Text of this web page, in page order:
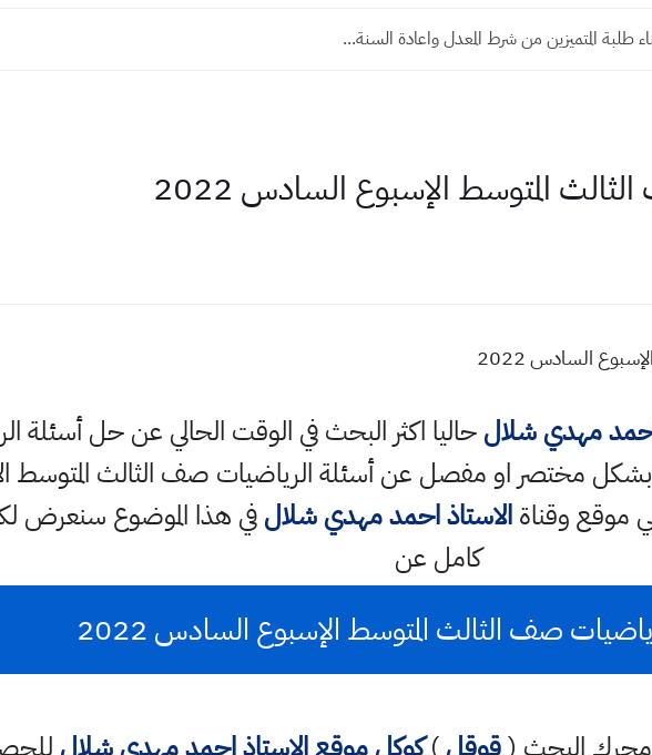
طلبة المتميزين من شرط المعدل واعادة السنة...
المتوسط الإسبوع السادس 2022
السادس 2022
مهدي شلالحاليا اكثر البحث في الوقت الحالي عن حل أسئلة
مختصر او مفصل عن أسئلة الرياضيات صف الثالث المتوسط
موقع وقناةالاستاذ احمد مهدي شلالفي هذا الموضوع سنعرض
كامل عن
صف الثالث المتوسط الإسبوع السادس 2022